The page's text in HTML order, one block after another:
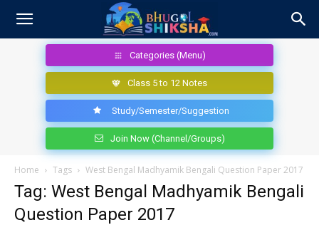
Categories (Menu)
Class 5 to 12 Notes
Study/Semester/Suggestion
Join Now (Channel/Groups)
Home Tags West Bengal Madhyamik Bengali Question Paper 2017
Tag: West Bengal Madhyamik Bengali
Question Paper 2017